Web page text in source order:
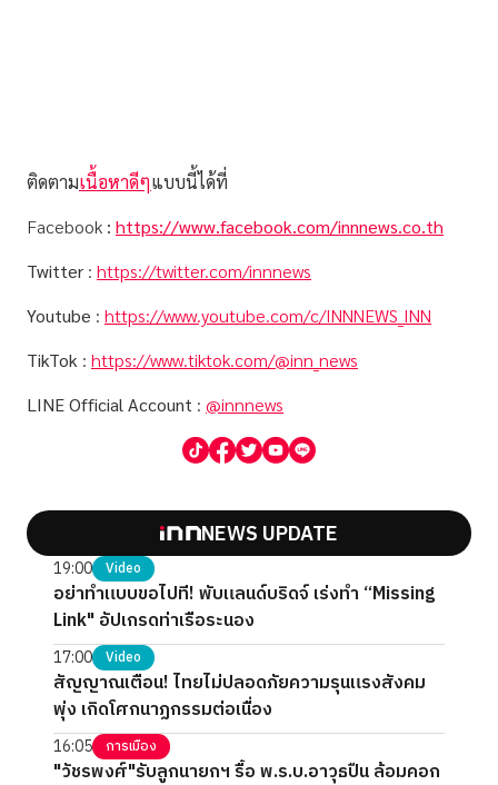
ติดตามเนื้อหาดีๆแบบนี้ได้ที่
Facebook : https://www.facebook.com/innnews.co.th
Twitter : https://twitter.com/innnews
Youtube : https://www.youtube.com/c/INNNEWS_INN
TikTok : https://www.tiktok.com/@inn_news
LINE Official Account : @innnews
NEWS UPDATE
19:00 Video
อย่าทำแบบขอไปที! พับแลนด์บริดจ์ เร่งทำ “Missing
Link" อัปเกรดท่าเรือระนอง
17:00 Video
สัญญาณเตือน! ไทยไม่ปลอดภัยความรุนแรงสังคม
พุ่ง เกิดโศกนาฏกรรมต่อเนื่อง
16:05 การเมือง
"วัชรพงศ์"รับลูกนายกฯ รื้อ พ.ร.บ.อาวุธปืน ล้อมคอก